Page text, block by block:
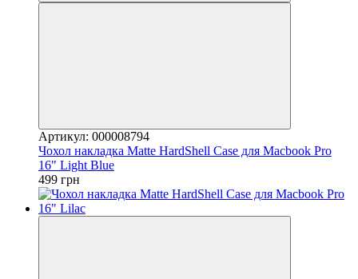
Артикул: 000008794
Чохол накладка Matte HardShell Case для Macbook Pro
16" Light Blue
499 грн